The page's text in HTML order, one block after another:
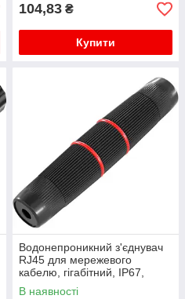
104,83 ₴
Купити
Водонепроникний з'єднувач
RJ45 для мережевого
кабелю, гігабітний, IP67,
чорний, WDT-IP67ZT/B
В наявності